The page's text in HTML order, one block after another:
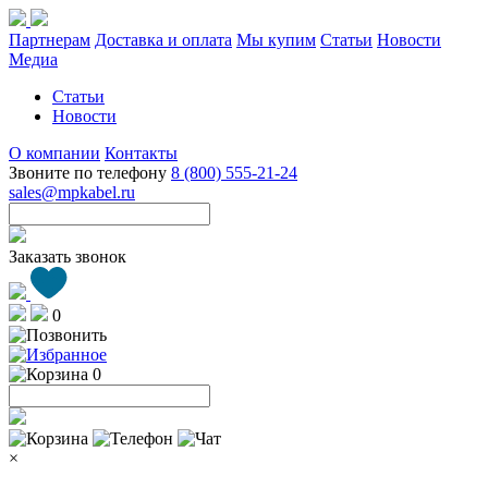
Партнерам Доставка и оплата Мы купим Статьи Новости
Медиа
Статьи
Новости
О компании Контакты
Звоните по телефону 8 (800) 555-21-24
sales@mpkabel.ru
Заказать звонок
0
0
×